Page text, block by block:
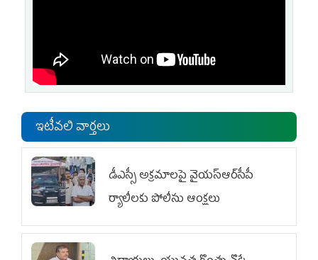
ఇటీవలి వార్తలు
డీఎస్సీ అక్రమాలపై వైయ‌స్ఆర్‌సీపీ
ర్యాలీలకు పోలీసు ఆంక్షలు